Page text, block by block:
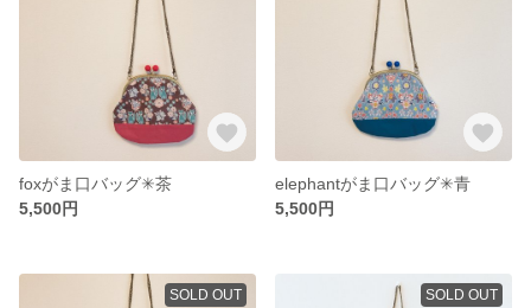
foxがま口バッグ✳︎茶
5,500円
elephantがま口バッグ✳︎青
5,500円
SOLD OUT SOLD OUT